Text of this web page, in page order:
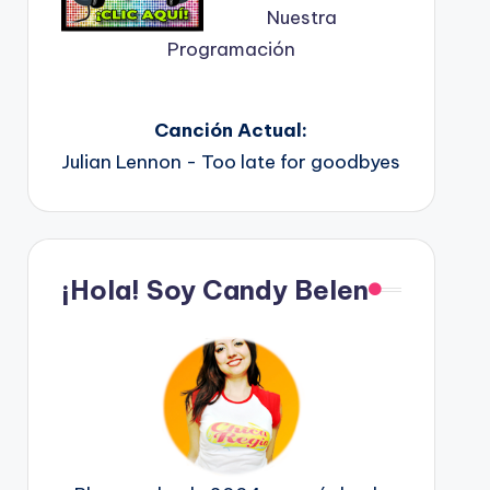
Nuestra
Programación
Canción Actual:
Julian Lennon - Too late for goodbyes
¡Hola! Soy Candy Belen